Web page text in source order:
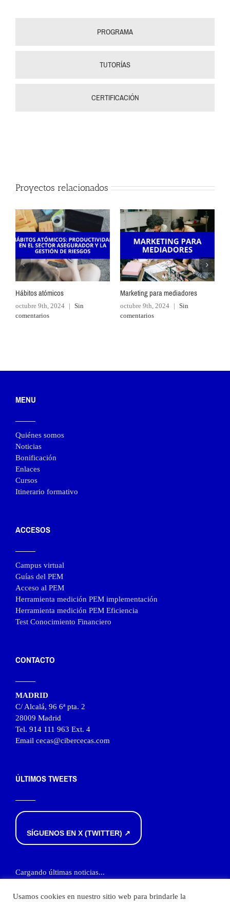
PROGRAMA
TUTORÍAS
CERTIFICACIÓN
Proyectos relacionados
Hábitos atómicos
octubre 9th, 2024 | Sin
comentarios
Marketing para mediadores
octubre 9th, 2024 | Sin
comentarios
MENU
Quiénes somos
Noticias
Bonificación
Enlaces
Cursos
Itinerario formativo
ACCESOS
Campus virtual
Guías del PEM
Acceso al PEM
Herramienta medición PEM implementación
Herramienta medición PEM Eficiencia
Test Conocimiento Financiero
CONTACTO
MADRID
C/ Alcalá, 96 6ª pta. 2
28009 Madrid
Tel. 914 111 963 Ext. 4
Email cecas@cibercecas.com
ÚLTIMOS TWEETS
SÍGUENOS EN X (TWITTER) ↗
Cargando últimas noticias...
Usamos cookies en nuestro sitio web para brindarle la